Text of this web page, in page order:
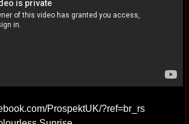
ProspektUK/?ref=br_rs